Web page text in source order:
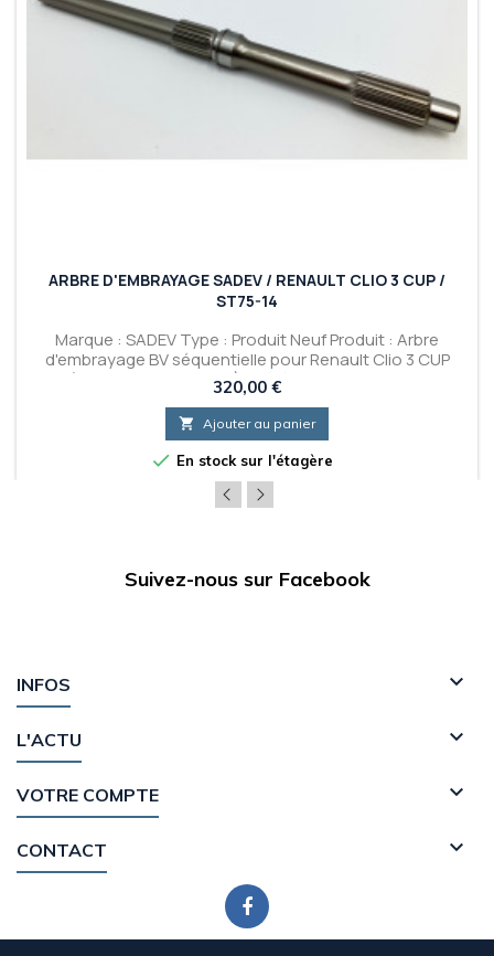
ARBRE D'EMBRAYAGE SADEV / RENAULT CLIO 3 CUP /
ST75-14
Marque : SADEV Type : Produit Neuf Produit : Arbre
d'embrayage BV séquentielle pour Renault Clio 3 CUP
(Avec SADEV ST75-14) - Référence : F1908001 -
Référence Renault Sport : 01 01 908 001
Prix
320,00 €
 Ajouter au panier
 En stock sur l'étagère
Suivez-nous sur Facebook
INFOS 
L'ACTU 
VOTRE COMPTE 
CONTACT 